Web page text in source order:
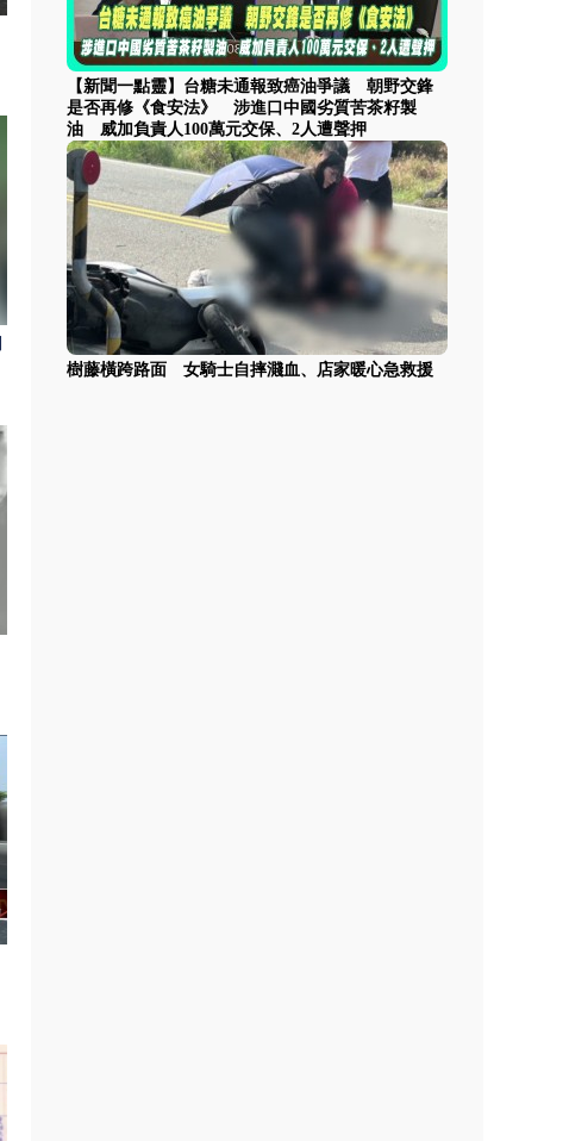
【新聞一點靈】台糖未通報致癌油爭議 朝野交鋒
是否再修《食安法》 涉進口中國劣質苦茶籽製
油 威加負責人100萬元交保、2人遭聲押
樹藤橫跨路面 女騎士自摔濺血、店家暖心急救援